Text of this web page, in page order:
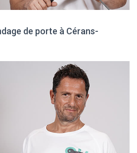
de porte à Cérans-